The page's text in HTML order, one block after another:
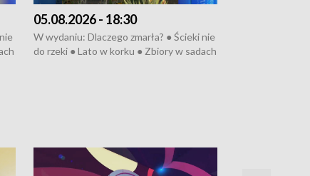
05.08.2026 - 18:30
W wydaniu: Dlaczego zmarła? ● Ścieki nie
do rzeki ● Lato w korku ● Zbiory w sadach